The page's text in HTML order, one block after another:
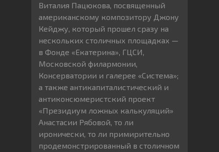
Виталия Пацюкова, посвященный
американскому композитору Джону
Кейджу, который прошел сразу на
нескольких столичных площадках —
в Фонде «Екатерина», ГЦСИ,
Московской филармонии,
Консерватории и галерее «Система»;
а также антикапиталистический и
антиконсюмеристский проект
«Президиум ложных калькуляций»
Анастасии Рябовой, то ли
иронически, то ли примирительно
продемонстрированный в столичном